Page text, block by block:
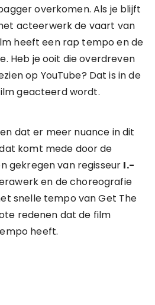
overkomen. Als je blijft
acteerwerk de vaart van
heeft een rap tempo en de
Heb je ooit die overdreven
op YouTube? Dat is in de
geacteerd wordt.
dat er meer nuance in dit
komt mede door de
gekregen van regisseur I.-
en de choreografie
snelle tempo van Get The
redenen dat de film
heeft.